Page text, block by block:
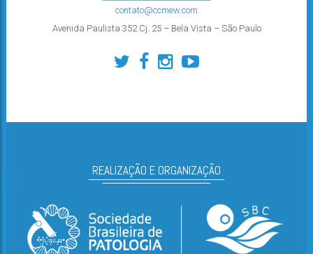
contato@ccmew.com
Avenida Paulista 352 Cj. 25 – Bela Vista – São Paulo
REALIZAÇÃO E ORGANIZAÇÃO